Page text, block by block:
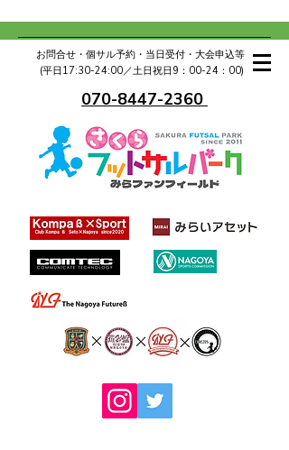
お問合せ・個サル予約・当日受付・大会申込等
(平日17:30-24:00／土日祝日9：00-24：00)
070-8447-2360